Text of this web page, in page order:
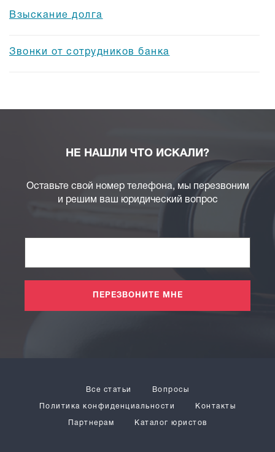
Взыскание долга
Звонки от сотрудников банка
НЕ НАШЛИ ЧТО ИСКАЛИ?
Оставьте свой номер телефона, мы перезвоним
и решим ваш юридический вопрос
ПЕРЕЗВОНИТЕ МНЕ
Все статьи Вопросы
Политика конфиденциальности Контакты
Партнерам Каталог юристов